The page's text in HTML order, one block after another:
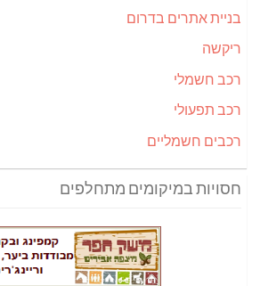
בניית אתרים בדרום
ריקשה
רכב חשמלי
רכב תפעולי
רכבים חשמליים
חסויות במיקומים מתחלפים